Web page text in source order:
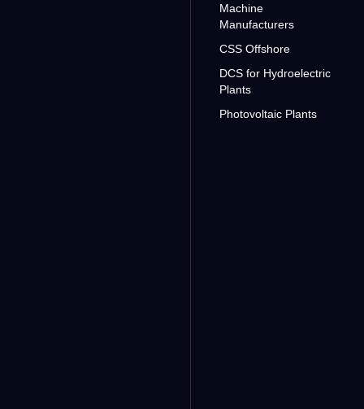
Machine
Manufacturers
CSS Offshore
DCS for Hydroelectric
Plants
Photovoltaic Plants